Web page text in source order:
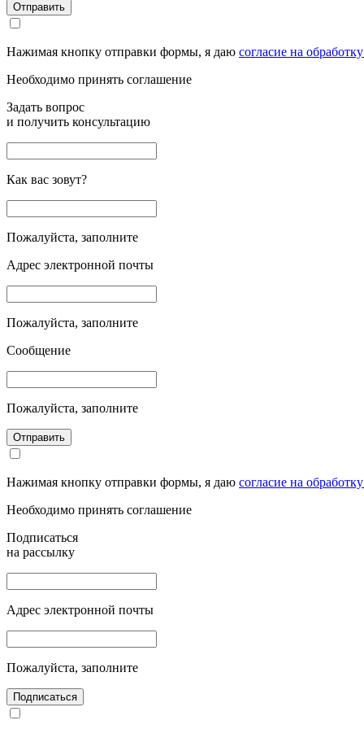
Отправить
Нажимая кнопку отправки формы, я даю согласие на
Необходимо принять соглашение
Задать вопрос
и получить консультацию
Как вас зовут?
Пожалуйста, заполните
Адрес электронной почты
Пожалуйста, заполните
Сообщение
Пожалуйста, заполните
Отправить
Нажимая кнопку отправки формы, я даю согласие на
Необходимо принять соглашение
Подписаться
на рассылку
Адрес электронной почты
Пожалуйста, заполните
Подписаться